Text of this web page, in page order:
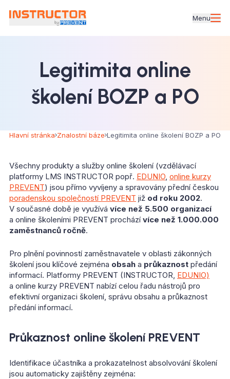
Menu
Legitimita online
školení BOZP a PO
Hlavní stránka Znalostní báze Legitimita online školení BOZP a PO
Všechny produkty a služby online školení (vzdělávací
platformy LMS INSTRUCTOR popř. EDUNIO, online kurzy
PREVENT) jsou přímo vyvíjeny a spravovány přední českou
poradenskou společností PREVENT již od roku 2002.
V současné době je využívá více než 5.500 organizací
a online školeními PREVENT prochází více než 1.000.000
zaměstnanců ročně.
Pro plnění povinností zaměstnavatele v oblasti zákonných
školení jsou klíčové zejména obsah a průkaznost předání
informací. Platformy PREVENT (INSTRUCTOR, EDUNIO)
a online kurzy PREVENT nabízí celou řadu nástrojů pro
efektivní organizaci školení, správu obsahu a průkaznost
předání informací.
Průkaznost online školení PREVENT
Identifikace účastníka a prokazatelnost absolvování školení
jsou automaticky zajištěny zejména: